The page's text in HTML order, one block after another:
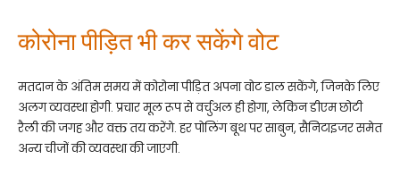
कोरोना पीड़ित भी कर सकेंगे वोट
मतदान के अंतिम समय में कोरोना पीड़ित अपना वोट डाल सकेंगे, जिनके लिए
अलग व्यवस्था होगी. प्रचार मूल रूप से वर्चुअल ही होगा, लेकिन डीएम छोटी
रैली की जगह और वक्त तय करेंगे. हर पोलिंग बूथ पर साबुन, सैनिटाइजर समेत
अन्य चीजों की व्यवस्था की जाएगी.